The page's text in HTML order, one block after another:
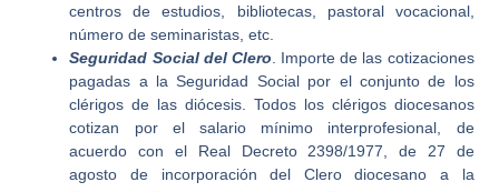
centros de estudios, bibliotecas, pastoral vocacional,
número de seminaristas, etc.
Seguridad Social del Clero . Importe de las cotizaciones
pagadas a la Seguridad Social por el conjunto de los
clérigos de las diócesis. Todos los clérigos diocesanos
cotizan por el salario mínimo interprofesional, de
acuerdo con el Real Decreto 2398/1977, de 27 de
agosto de incorporación del Clero diocesano a la